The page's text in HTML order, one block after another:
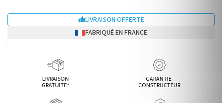
LIVRAISON OFFERTE
FABRIQUÉ EN FRANCE
LIVRAISON
GRATUITE*
GARANTIE
CONSTRUCTEUR